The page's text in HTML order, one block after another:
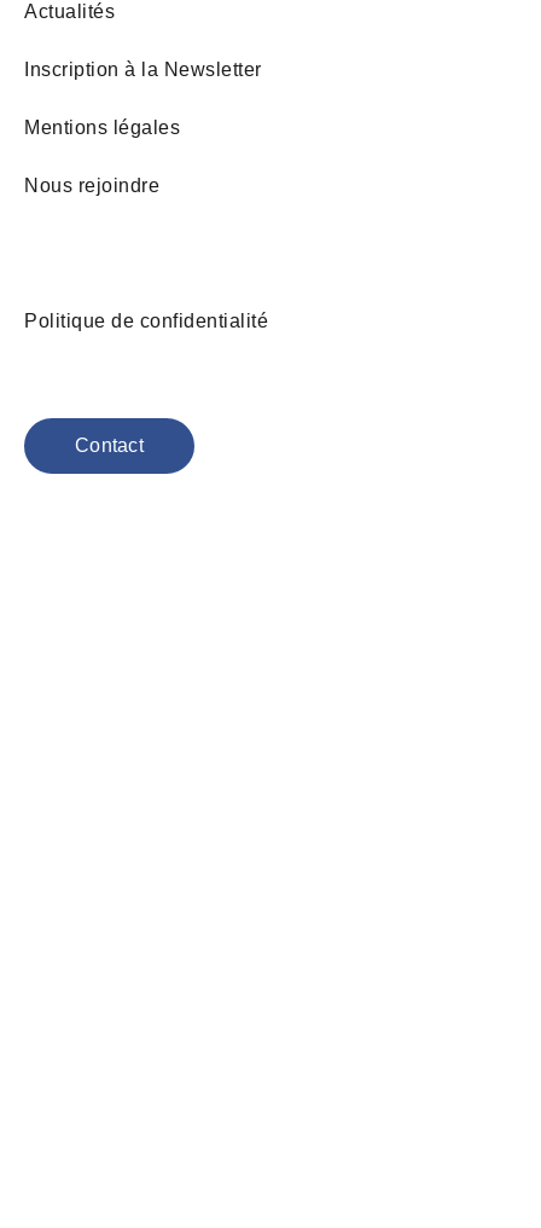
Actualités
Inscription à la Newsletter
Mentions légales
Nous rejoindre
Politique de confidentialité
Contact